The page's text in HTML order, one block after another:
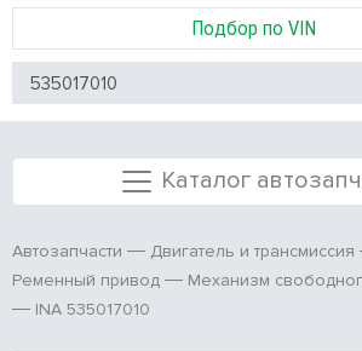
Подбор по VIN
Каталог
Автозапчасти Двигатель и трансмиссия
Ременный привод
Механизм
INA 535017010